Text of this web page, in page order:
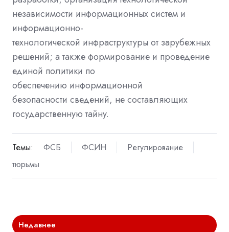
независимости информационных систем и
информационно-
технологической инфраструктуры от зарубежных
решений; а также формирование и проведение
единой политики по
обеспечению информационной
безопасности сведений, не составляющих
государственную тайну.
Темы: ФСБ ФСИН
Регулирование
тюрьмы
Недавнее